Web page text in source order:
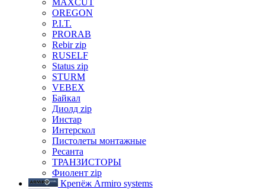
MAXCUT
OREGON
P.I.T.
PRORAB
Rebir zip
RUSELF
Status zip
STURM
VEBEX
Байкал
Диолд zip
Инстар
Интерскол
Пистолеты монтажные
Ресанта
ТРАНЗИСТОРЫ
Фиолент zip
Крепёж Armiro systems